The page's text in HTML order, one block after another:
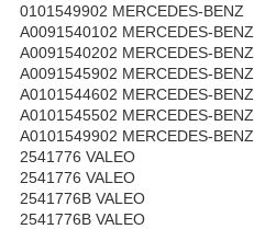
0101549902 MERCEDES-BENZ
A0091540102 MERCEDES-BENZ
A0091540202 MERCEDES-BENZ
A0091545902 MERCEDES-BENZ
A0101544602 MERCEDES-BENZ
A0101545502 MERCEDES-BENZ
A0101549902 MERCEDES-BENZ
2541776 VALEO
2541776 VALEO
2541776B VALEO
2541776B VALEO